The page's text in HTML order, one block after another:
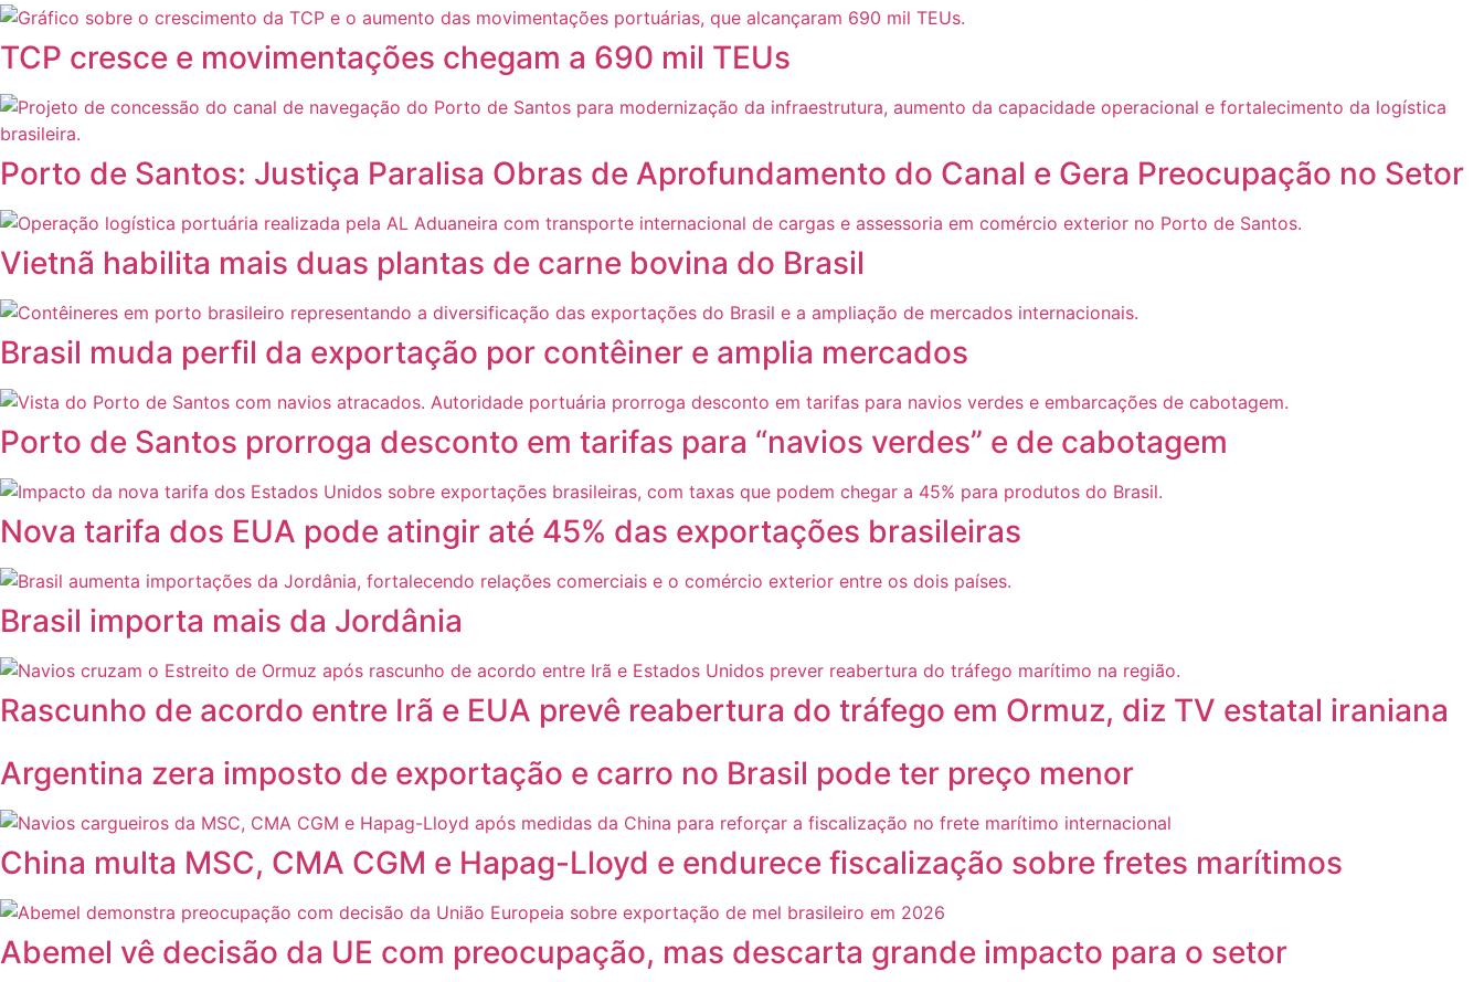
TCP cresce e movimentações chegam a 690 mil TEUs
Porto de Santos: Justiça Paralisa Obras de Aprofundamento do Canal e Gera Preocupação no Setor
Vietnã habilita mais duas plantas de carne bovina do Brasil
Brasil muda perfil da exportação por contêiner e amplia mercados
Porto de Santos prorroga desconto em tarifas para “navios verdes” e de cabotagem
Nova tarifa dos EUA pode atingir até 45% das exportações brasileiras
Brasil importa mais da Jordânia
Rascunho de acordo entre Irã e EUA prevê reabertura do tráfego em Ormuz, diz TV estatal iraniana
Argentina zera imposto de exportação e carro no Brasil pode ter preço menor
China multa MSC, CMA CGM e Hapag-Lloyd e endurece fiscalização sobre fretes marítimos
Abemel vê decisão da UE com preocupação, mas descarta grande impacto para o setor